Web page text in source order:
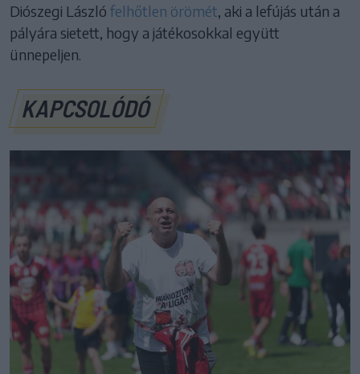
Diószegi László felhőtlen örömét, aki a lefújás után a
pályára sietett, hogy a játékosokkal együtt
ünnepeljen.
KAPCSOLÓDÓ